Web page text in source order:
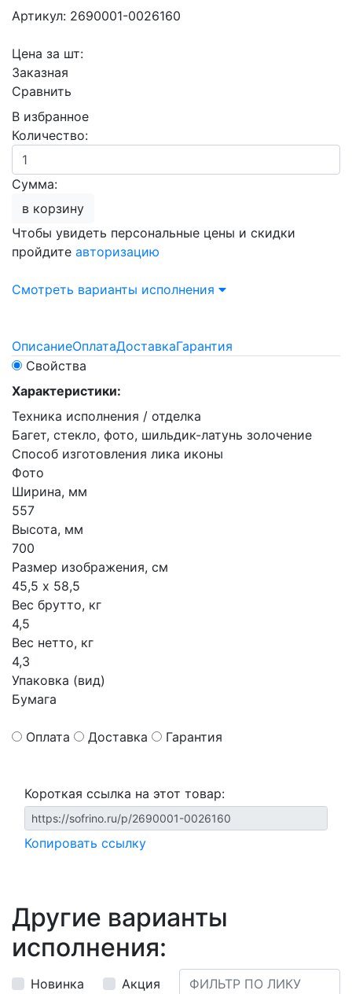
Артикул: 2690001-0026160
Цена за шт:
Заказная
Сравнить
В избранное
Количество:
Сумма:
в корзину
Чтобы увидеть персональные цены и скидки
пройдите авторизацию
Смотреть варианты исполнения
ОписаниеОплатаДоставкаГарантия
Свойства
Характеристики:
Техника исполнения / отделка
Багет, стекло, фото, шильдик-латунь золочение
Способ изготовления лика иконы
Фото
Ширина, мм
557
Высота, мм
700
Размер изображения, см
45,5 х 58,5
Вес брутто, кг
4,5
Вес нетто, кг
4,3
Упаковка (вид)
Бумага
Оплата Доставка Гарантия
Короткая ссылка на этот товар:
Копировать ссылку
Другие варианты
исполнения:
Новинка
Акция